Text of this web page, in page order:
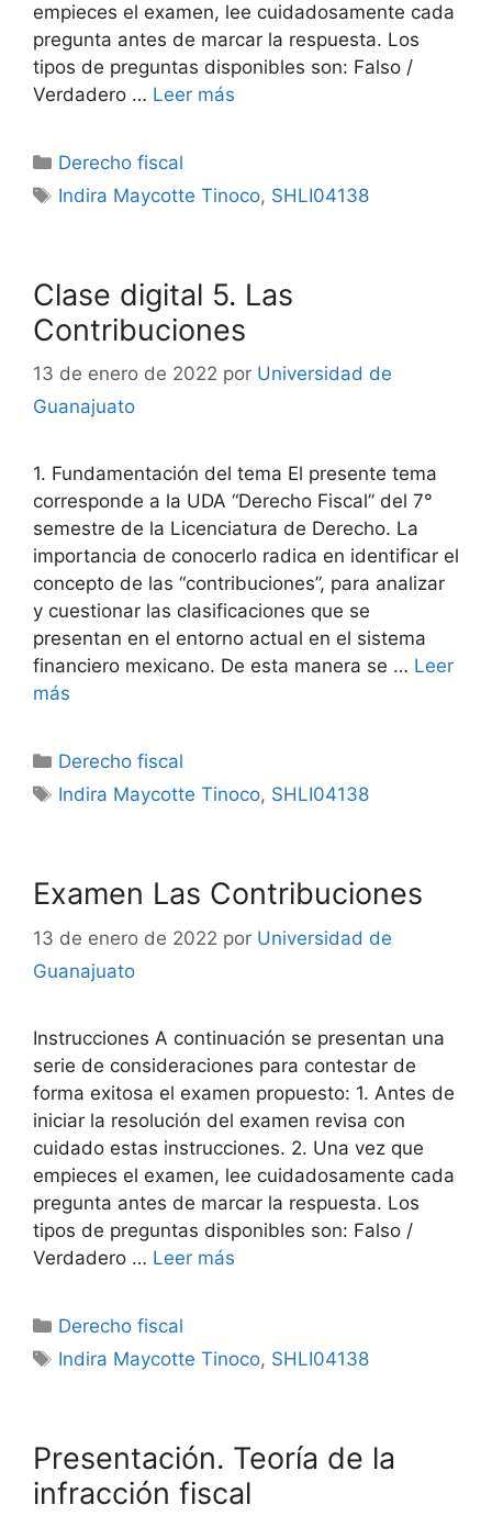
empieces el examen, lee cuidadosamente cada
pregunta antes de marcar la respuesta. Los
tipos de preguntas disponibles son: Falso /
Verdadero … Leer más
Categorías
Derecho fiscal
Etiquetas
Indira Maycotte Tinoco, SHLI04138
Clase digital 5. Las
Contribuciones
13 de enero de 2022 por Universidad de
Guanajuato
1. Fundamentación del tema El presente tema
corresponde a la UDA “Derecho Fiscal” del 7°
semestre de la Licenciatura de Derecho. La
importancia de conocerlo radica en identificar el
concepto de las “contribuciones”, para analizar
y cuestionar las clasificaciones que se
presentan en el entorno actual en el sistema
financiero mexicano. De esta manera se … Leer
más
Categorías
Derecho fiscal
Etiquetas
Indira Maycotte Tinoco, SHLI04138
Examen Las Contribuciones
13 de enero de 2022 por Universidad de
Guanajuato
Instrucciones A continuación se presentan una
serie de consideraciones para contestar de
forma exitosa el examen propuesto: 1. Antes de
iniciar la resolución del examen revisa con
cuidado estas instrucciones. 2. Una vez que
empieces el examen, lee cuidadosamente cada
pregunta antes de marcar la respuesta. Los
tipos de preguntas disponibles son: Falso /
Verdadero … Leer más
Categorías
Derecho fiscal
Etiquetas
Indira Maycotte Tinoco, SHLI04138
Presentación. Teoría de la
infracción fiscal